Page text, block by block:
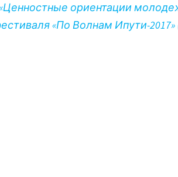
ориентации
«По Волнам Ипути-2017»